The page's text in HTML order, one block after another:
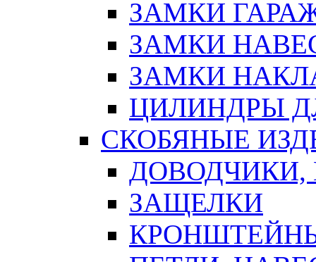
ЗАМКИ
ЗАМКИ
ЗАМКИ
ЦИЛИНДРЫ
СКОБЯНЫЕ
ЗАЩЕЛКИ